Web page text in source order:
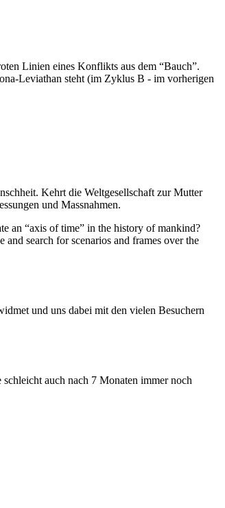
Linien eines Konflikts aus dem “Bauch”.
Leviathan steht (im Zyklus B - im vorherigen
Kehrt die Weltgesellschaft zur Mutter
und Massnahmen.
an “axis of time” in the history of mankind?
search for scenarios and frames over the
und uns dabei mit den vielen Besuchern
auch nach 7 Monaten immer noch